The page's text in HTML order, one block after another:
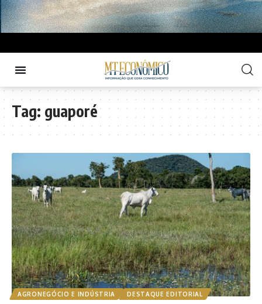
Tag: guaporé
AGRONEGÓCIO E INDÚSTRIA DESTAQUE EDITORIAL